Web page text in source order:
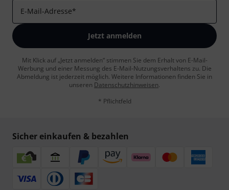
E-Mail-Adresse*
Jetzt anmelden
Mit Klick auf „Jetzt anmelden“ stimmen Sie dem Erhalt von E-Mail-
Werbung und einer Messung des E-Mail-Nutzungsverhaltens zu. Die
Abmeldung ist jederzeit möglich. Weitere Informationen finden Sie in
unseren Datenschutzhinweisen.
* Pflichtfeld
Sicher einkaufen & bezahlen